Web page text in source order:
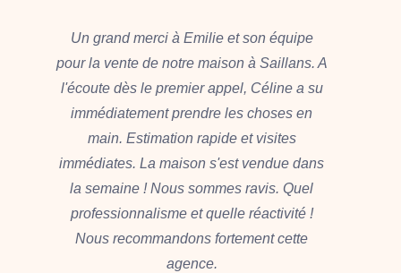
Un grand merci à Emilie et son équipe
pour la vente de notre maison à Saillans. A
l'écoute dès le premier appel, Céline a su
immédiatement prendre les choses en
main. Estimation rapide et visites
immédiates. La maison s'est vendue dans
la semaine ! Nous sommes ravis. Quel
professionnalisme et quelle réactivité !
Nous recommandons fortement cette
agence.